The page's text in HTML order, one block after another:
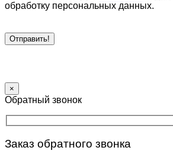
обработку персональных данных.
×
Обратный звонок
Заказ обратного звонка